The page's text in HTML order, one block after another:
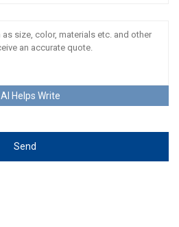
AI Helps Write
Send